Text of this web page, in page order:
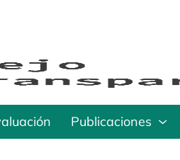
Publicaciones